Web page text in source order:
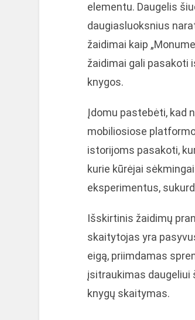
elementu. Daugelis
daugiasluoksnius
žaidimai kaip
žaidimai gali pasakoti
knygos.
Įdomu pastebėti, kad
mobiliosiose
istorijoms pasakoti,
kurie kūrėjai
eksperimentus,
Išskirtinis žaidimų
skaitytojas yra
eigą, priimdamas
įsitraukimas
knygų skaitymas.